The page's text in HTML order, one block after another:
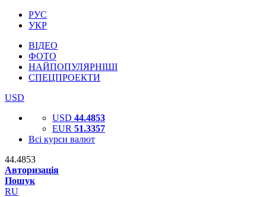
РУС
УКР
ВІДЕО
ФОТО
НАЙПОПУЛЯРНІШІ
СПЕЦПРОЕКТИ
USD
USD 44.4853
EUR 51.3357
Всі курси валют
44.4853
Авторизація
Пошук
RU